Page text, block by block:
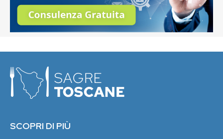
SCOPRI DI PIÙ